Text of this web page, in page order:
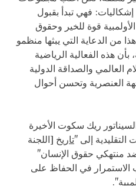
فهي تبدأ بقبول
قوة للخير وحقوق
من الدعاية التي يبثها منظمو
بأن هذه الفعالية الرياضية
العالمي والصداقة الدولية
العنصرية وتحسن أحوال
ريك سكوت الأخيرة
تاريخ [اللجنة
منتهكي حقوق الإنسان"
الاستمرار في الحفاظ على